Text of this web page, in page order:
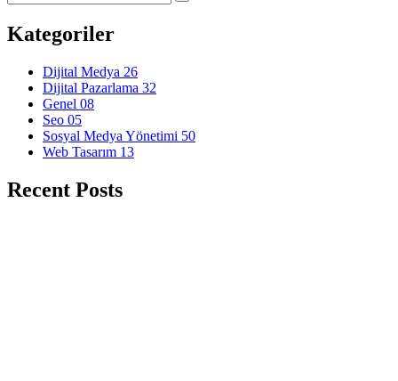
Kategoriler
Dijital Medya 26
Dijital Pazarlama 32
Genel 08
Seo 05
Sosyal Medya Yönetimi 50
Web Tasarım 13
Recent Posts